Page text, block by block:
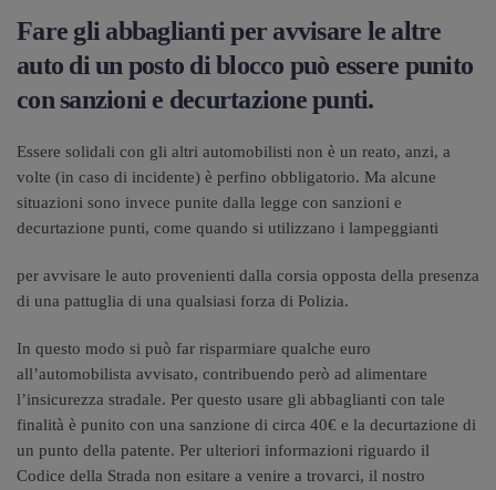
Fare gli abbaglianti per avvisare le altre
auto di un posto di blocco può essere punito
con sanzioni e decurtazione punti.
Essere solidali con gli altri automobilisti non è un reato, anzi, a
volte (in caso di incidente) è perfino obbligatorio. Ma alcune
situazioni sono invece punite dalla legge con sanzioni e
decurtazione punti, come quando si utilizzano i lampeggianti
per avvisare le auto provenienti dalla corsia opposta della presenza
di una pattuglia di una qualsiasi forza di Polizia.
In questo modo si può far risparmiare qualche euro
all’automobilista avvisato, contribuendo però ad alimentare
l’insicurezza stradale. Per questo usare gli abbaglianti con tale
finalità è punito con una sanzione di circa 40€ e la decurtazione di
un punto della patente. Per ulteriori informazioni riguardo il
Codice della Strada non esitare a venire a trovarci, il nostro